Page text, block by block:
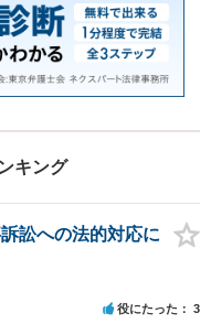
キング
訟への法的対応に
役にたった 3